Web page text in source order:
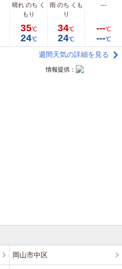
晴れ のち く
もり
雨 のち くも
り
---
35℃
24℃
34℃
24℃
---℃
---℃
週間天気の詳細を見る
情報提供：
岡山市中区